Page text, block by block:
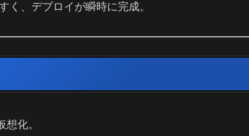
く、デプロイが瞬時に完成。
化。